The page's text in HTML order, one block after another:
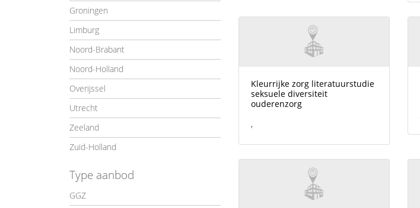
Groningen
Limburg
Noord-Brabant
Noord-Holland
Overijssel
Utrecht
Zeeland
Zuid-Holland
Type aanbod
GGZ
Kleurrijke zorg literatuurstudie
seksuele diversiteit
ouderenzorg
,